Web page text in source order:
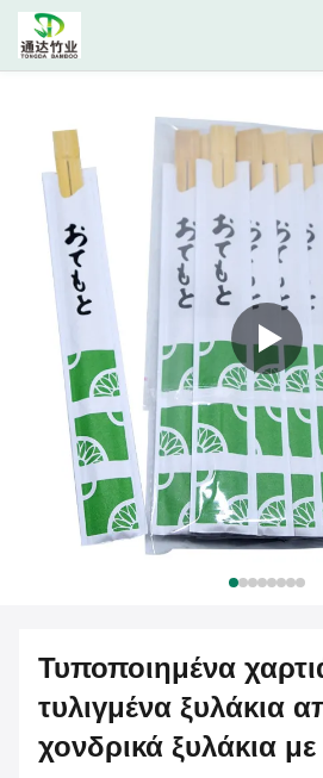
Τυποποιημένα
τυλιγμένα ξυλάκια
χονδρικά ξυλάκια